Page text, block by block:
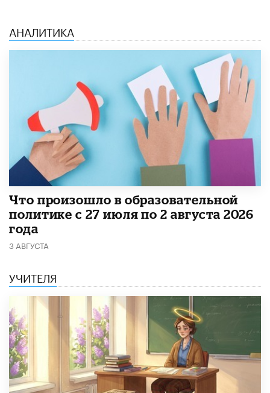
АНАЛИТИКА
​Что произошло в образовательной
политике с 27 июля по 2 августа 2026
года
3 АВГУСТА
УЧИТЕЛЯ